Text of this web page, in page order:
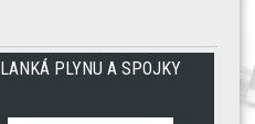
LANKÁ PLYNU A SPOJKY